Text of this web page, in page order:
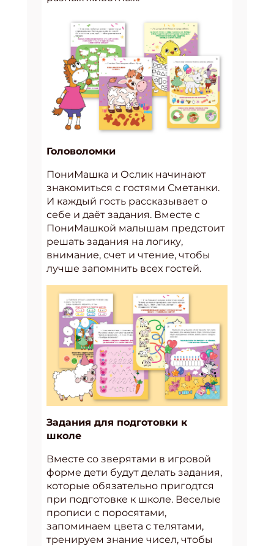
Головоломки
ПониМашка и Ослик начинают
знакомиться с гостями Сметанки.
И каждый гость рассказывает о
себе и даёт задания. Вместе с
ПониМашкой малышам предстоит
решать задания на логику,
внимание, счет и чтение, чтобы
лучше запомнить всех гостей.
Задания для подготовки к
школе
Вместе со зверятами в игровой
форме дети будут делать задания,
которые обязательно пригодтся
при подготовке к школе. Веселые
прописи с поросятами,
запоминаем цвета с телятами,
тренируем знание чисел, чтобы